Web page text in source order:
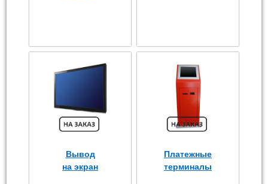
Вывод
на экран
Платежные
терминалы